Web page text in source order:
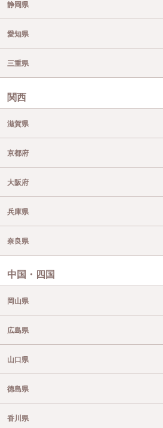
静岡県
愛知県
三重県
関西
滋賀県
京都府
大阪府
兵庫県
奈良県
中国・四国
岡山県
広島県
山口県
徳島県
香川県